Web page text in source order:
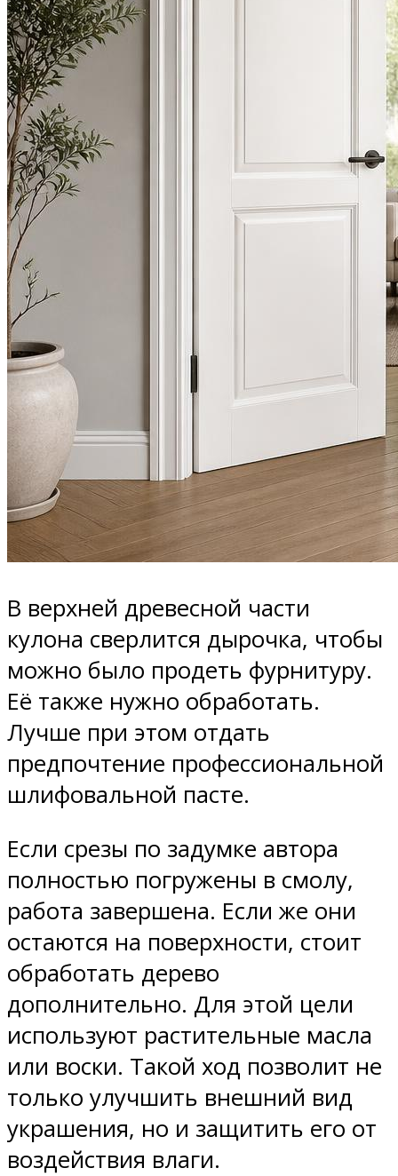
В верхней древесной части
кулона сверлится дырочка, чтобы
можно было продеть фурнитуру.
Её также нужно обработать.
Лучше при этом отдать
предпочтение профессиональной
шлифовальной пасте.
Если срезы по задумке автора
полностью погружены в смолу,
работа завершена. Если же они
остаются на поверхности, стоит
обработать дерево
дополнительно. Для этой цели
используют растительные масла
или воски. Такой ход позволит не
только улучшить внешний вид
украшения, но и защитить его от
воздействия влаги.